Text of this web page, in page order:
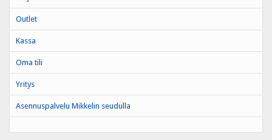
Outlet
Kassa
Oma tili
Yritys
Asennuspalvelu Mikkelin seudulla